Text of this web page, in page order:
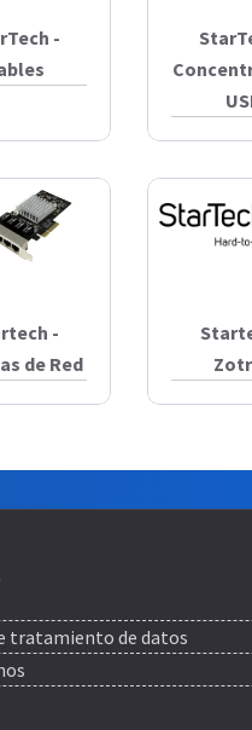
-
-
de Red
tratamiento de datos